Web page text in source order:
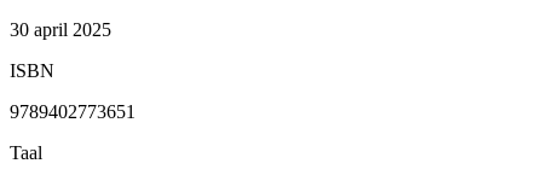
30 april 2025
ISBN
9789402773651
Taal